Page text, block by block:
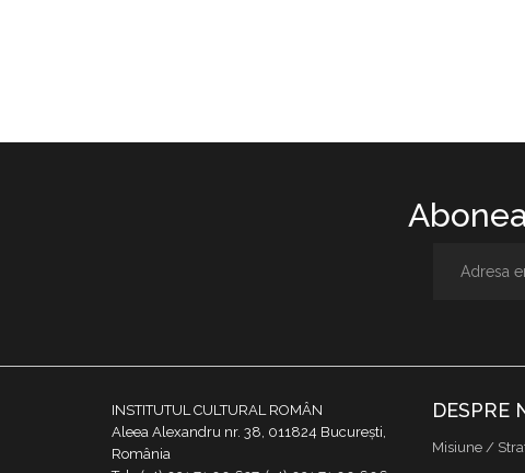
INSTITUTUL CULTURAL ROMÂN
Aleea Alexandru nr. 38, 011824 București,
România
DESPRE
Misiune /